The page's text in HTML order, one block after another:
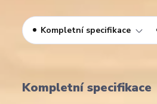
Kompletní specifikace
Kompletní specifikace